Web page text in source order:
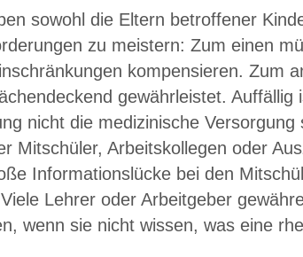
sowohl die Eltern betroffener
zu meistern: Zum einen
kompensieren. Zum
gewährleistet.
nicht die medizinische
Mitschüler, Arbeitskollegen oder
Informationslücke bei den
Lehrer oder Arbeitgeber
wenn sie nicht wissen, was eine